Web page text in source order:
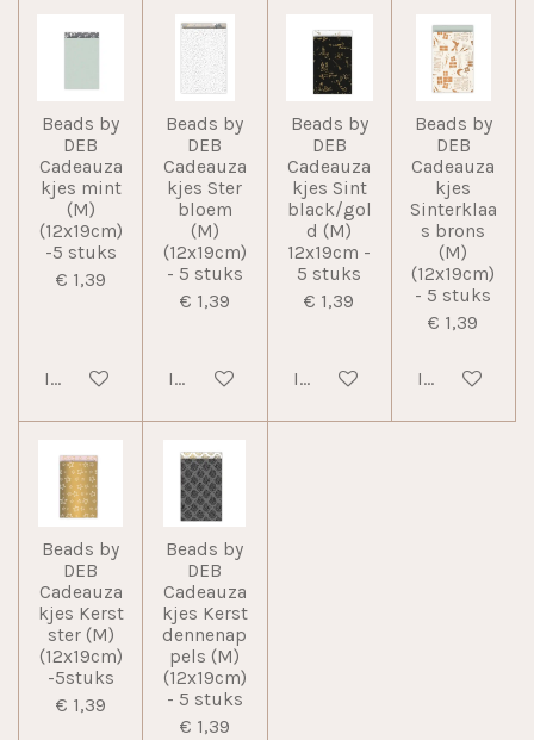
Beads by
DEB
Cadeauza
kjes mint
(M)
(12x19cm)
-5 stuks
€ 1,39
In winkelwagen
Beads by
DEB
Cadeauza
kjes Ster
bloem
(M)
(12x19cm)
- 5 stuks
€ 1,39
In winkelwagen
Beads by
DEB
Cadeauza
kjes Sint
black/gol
d (M)
12x19cm -
5 stuks
€ 1,39
In winkelwagen
Beads by
DEB
Cadeauza
kjes
Sinterklaa
s brons
(M)
(12x19cm)
- 5 stuks
€ 1,39
In
Beads by
DEB
Cadeauza
kjes Kerst
ster (M)
(12x19cm)
-5stuks
€ 1,39
Beads by
DEB
Cadeauza
kjes Kerst
dennenap
pels (M)
(12x19cm)
- 5 stuks
€ 1,39